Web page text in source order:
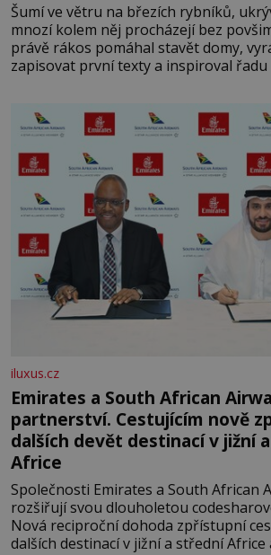
Šumí ve větru na březích rybníků,
mnozí kolem něj procházejí bez
právě rákos pomáhal stavět domy,
zapisovat první texty a inspiroval
letního koupání. Stačí se však podívat
iluxus.cz
Emirates a South African
partnerství. Cestujícím nově
dalších devět destinací v jižní
Africe
Společnosti Emirates a South African
rozšiřují svou dlouholetou
Nová reciproční dohoda zpřístupní
dalších destinací v jižní a střední Africe